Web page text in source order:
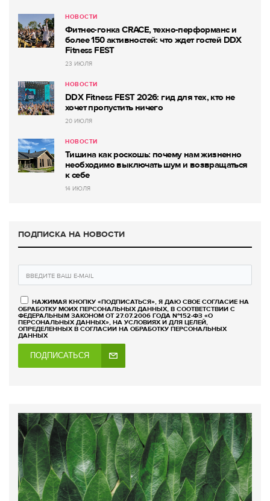
НОВОСТИ
Фитнес-гонка CRACE, техно-перформанс и
более 150 активностей: что ждет гостей DDX
Fitness FEST
23 ИЮЛЯ
НОВОСТИ
DDX Fitness FEST 2026: гид для тех, кто не
хочет пропустить ничего
20 ИЮЛЯ
НОВОСТИ
Тишина как роскошь: почему нам жизненно
необходимо выключать шум и возвращаться
к себе
14 ИЮЛЯ
ПОДПИСКА НА НОВОСТИ
НАЖИМАЯ КНОПКУ «ПОДПИСАТЬСЯ», Я ДАЮ СВОЕ СОГЛАСИЕ НА
ОБРАБОТКУ МОИХ ПЕРСОНАЛЬНЫХ ДАННЫХ, В СООТВЕТСТВИИ С
ФЕДЕРАЛЬНЫМ ЗАКОНОМ ОТ 27.07.2006 ГОДА №152-ФЗ «О
ПЕРСОНАЛЬНЫХ ДАННЫХ», НА УСЛОВИЯХ И ДЛЯ ЦЕЛЕЙ,
ОПРЕДЕЛЕННЫХ В СОГЛАСИИ НА ОБРАБОТКУ ПЕРСОНАЛЬНЫХ
ДАННЫХ
ПОДПИСАТЬСЯ